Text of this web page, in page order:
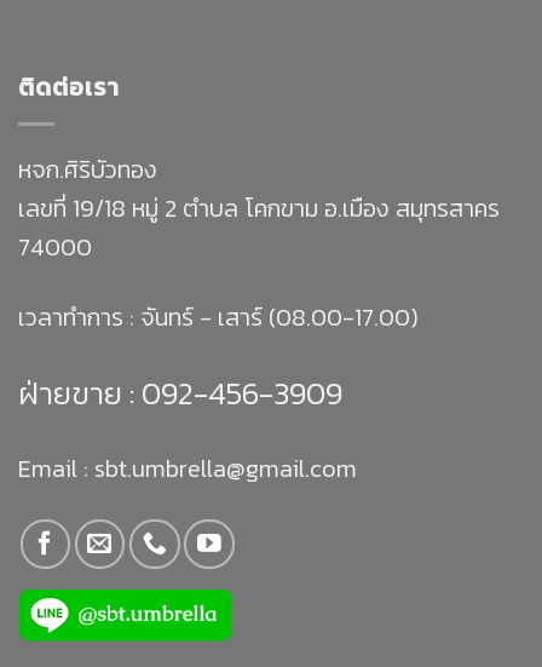
ติดต่อเรา
หจก.ศิริบัวทอง
เลขที่ 19/18 หมู่ 2 ตำบล โคกขาม อ.เมือง สมุทรสาคร
74000
เวลาทำการ : จันทร์ - เสาร์ (08.00-17.00)
ฝ่ายขาย : 092-456-3909
Email : sbt.umbrella@gmail.com